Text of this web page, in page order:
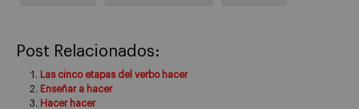
Post Relacionados:
Las cinco etapas del verbo hacer
Enseñar a hacer
Hacer hacer